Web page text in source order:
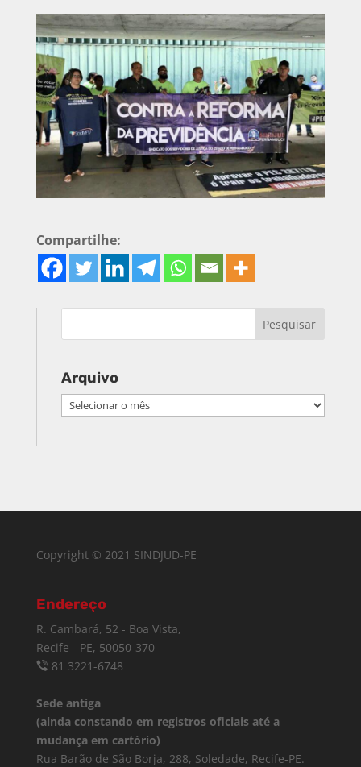
Compartilhe:
Arquivo
Arquivo
Copyright © 2021 SINDJUD-PE
Endereço
R. Cambará, 52 - Boa Vista,
Recife - PE, 50050-370
81 3221-6748
Sede antiga
(ainda constando em registros oficiais até a
mudança em cartório)
Rua Barão de São Borja, 288, Soledade, Recife-PE.